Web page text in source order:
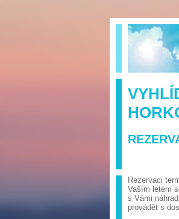
Rezervaci
Vaším letem
s Vámi
provádět s